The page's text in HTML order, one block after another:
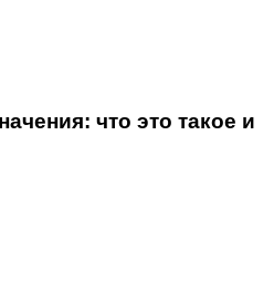
что это такое и